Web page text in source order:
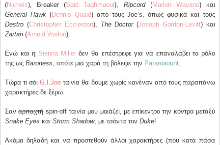
(Nichols), Breaker (Said Taghmaoui), Ripcord(Marlon Wayans) και
General Hawk(Dennis Quaid) από τους Joe’s, όπως φυσικά και τους
Destro (Christopher Eccleston), The Doctor(Joseph Gordon-Levitt) και
Zartan (Arnold Vosloo).
Ενώ και η Sienna Millerδεν θα επέστρεφε για να επαναλάβει το ρόλο
της ως Baroness , οπότε μια χαρά τη βόλεψε την Paramaount
Τώρα τι σόιG.I.Joe ταινία θα δούμε χωρίς κανέναν από τους παραπάνω
χαρακτήρες δε ξέρω.
Σαναρπαχτήspin-off ταινία μου μοιάζει, με επίκεντρο την κόντρα μεταξύ
Snake Eyes και Storm Shadow, με τσόντα τον Duke!
Ακόμα δηλαδή και να προστεθούν άλλοι χαρακτήρες (που κατά πάσα